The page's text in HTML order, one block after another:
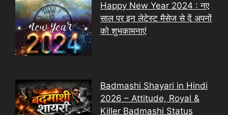
Happy New Year 2024 : नए
साल पर इन लेटेस्ट मैसेज से दें अपनों
को शुभकामनाएं
Badmashi Shayari in Hindi
2026 – Attitude, Royal &
Killer Badmashi Status